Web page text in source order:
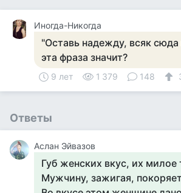
Иногда-Никогда
"Оставь надежду, всяк
эта фраза значит?
9 лет 1 379 148
Ответы
Аслан Эйвазов
Губ женских вкус, их милое
Мужчину, зажигая,